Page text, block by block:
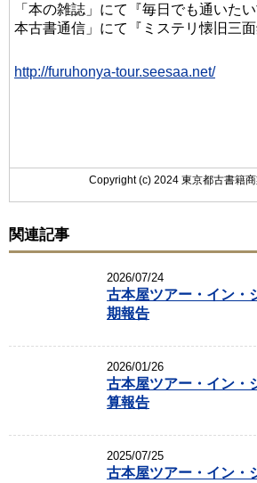
「本の雑誌」にて『毎日でも通いた
本古書通信」にて『ミステリ懐旧三面
http://furuhonya-tour.seesaa.net/
Copyright (c) 2024 東京都古書籍
関連記事
2026/07/24
古本屋ツアー・イン・
期報告
2026/01/26
古本屋ツアー・イン・
算報告
2025/07/25
古本屋ツアー・イン・